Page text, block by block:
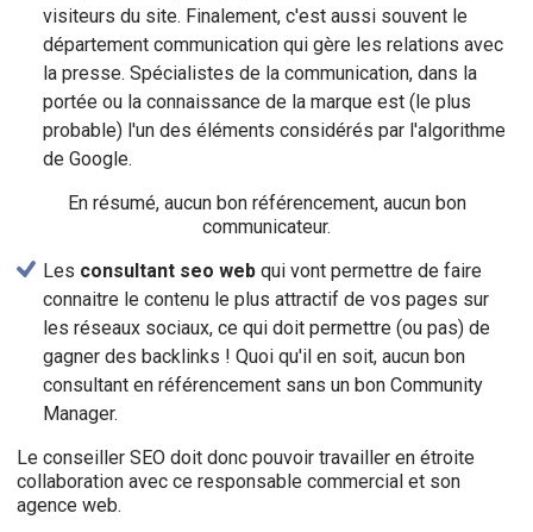
visiteurs du site. Finalement, c'est aussi souvent le
département communication qui gère les relations avec
la presse. Spécialistes de la communication, dans la
portée ou la connaissance de la marque est (le plus
probable) l'un des éléments considérés par l'algorithme
de Google.
En résumé, aucun bon référencement, aucun bon
communicateur.
Les consultant seo webqui vont permettre de faire
connaitre le contenu le plus attractif de vos pages sur
les réseaux sociaux, ce qui doit permettre (ou pas) de
gagner des backlinks ! Quoi qu'il en soit, aucun bon
consultant en référencement sans un bon Community
Manager.
Le conseiller SEO doit donc pouvoir travailler en étroite
collaboration avec ce responsable commercial et son
agence web.